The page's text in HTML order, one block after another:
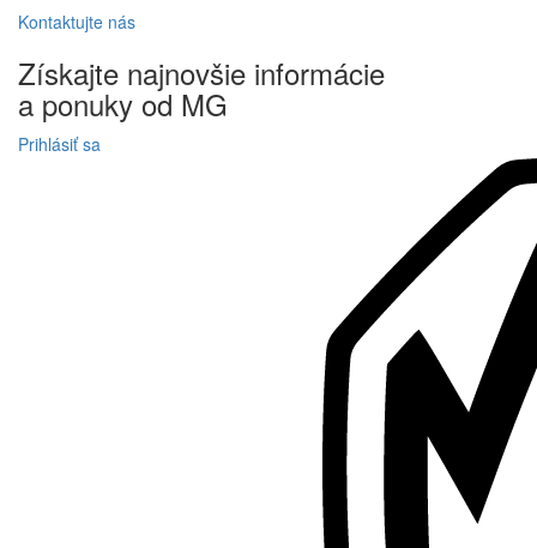
Kontaktujte nás
Získajte najnovšie informácie
a ponuky od MG
Prihlásiť sa